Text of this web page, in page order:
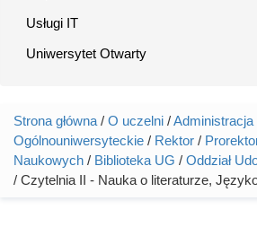
Usługi IT
Uniwersytet Otwarty
Jesteś tutaj
Strona główna / O uczelni /
Ogólnouniwersyteckie / Rektor /
Naukowych / Biblioteka UG / Oddział
/ Czytelnia II - Nauka o literaturze,